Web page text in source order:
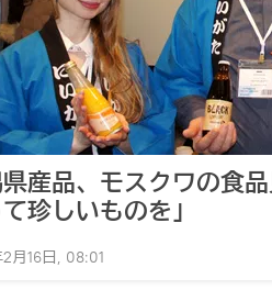
産品、モスクワの食
珍しいものを」
月16日, 08:01